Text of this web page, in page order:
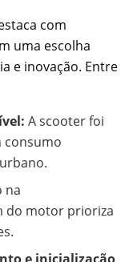
com
uma escolha
e inovação. Entre
A scooter foi
consumo
na
do motor prioriza